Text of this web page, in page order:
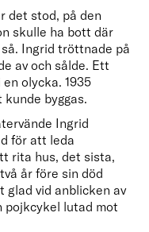
det stod, på den
skulle ha bott där
Ingrid tröttnade på
av och sålde. Ett
olycka. 1935
byggas.
Ingrid
för att leda
rita hus, det sista,
år före sin död
glad vid anblicken av
pojkcykel lutad mot